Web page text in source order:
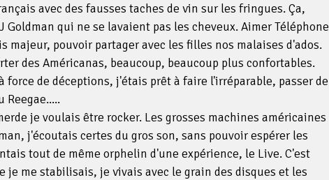
avec des fausses taches de vin sur les fringues. Ça,
Goldman qui ne se lavaient pas les cheveux. Aimer Téléphone
majeur, pouvoir partager avec les filles nos malaises d'ados.
des Américanas, beaucoup, beaucoup plus confortables.
force de déceptions, j'étais prêt à faire l'irréparable, passer de
Reegae.....
je voulais être rocker. Les grosses machines américaines
j'écoutais certes du gros son, sans pouvoir espérer les
tout de même orphelin d'une expérience, le Live. C'est
je me stabilisais, je vivais avec le grain des disques et les